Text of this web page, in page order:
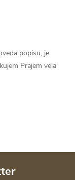
popisu, je
Prajem vela